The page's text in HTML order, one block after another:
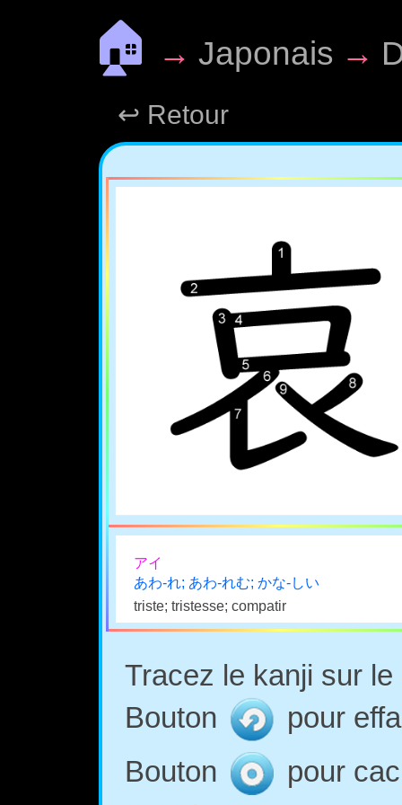
🏠 → Japonais →
↩ Retour
アイ
あわ-れ; あわ-れむ; かな-しい
triste; tristesse; compatir
Tracez le kanji sur
Bouton
pour
Bouton
pour